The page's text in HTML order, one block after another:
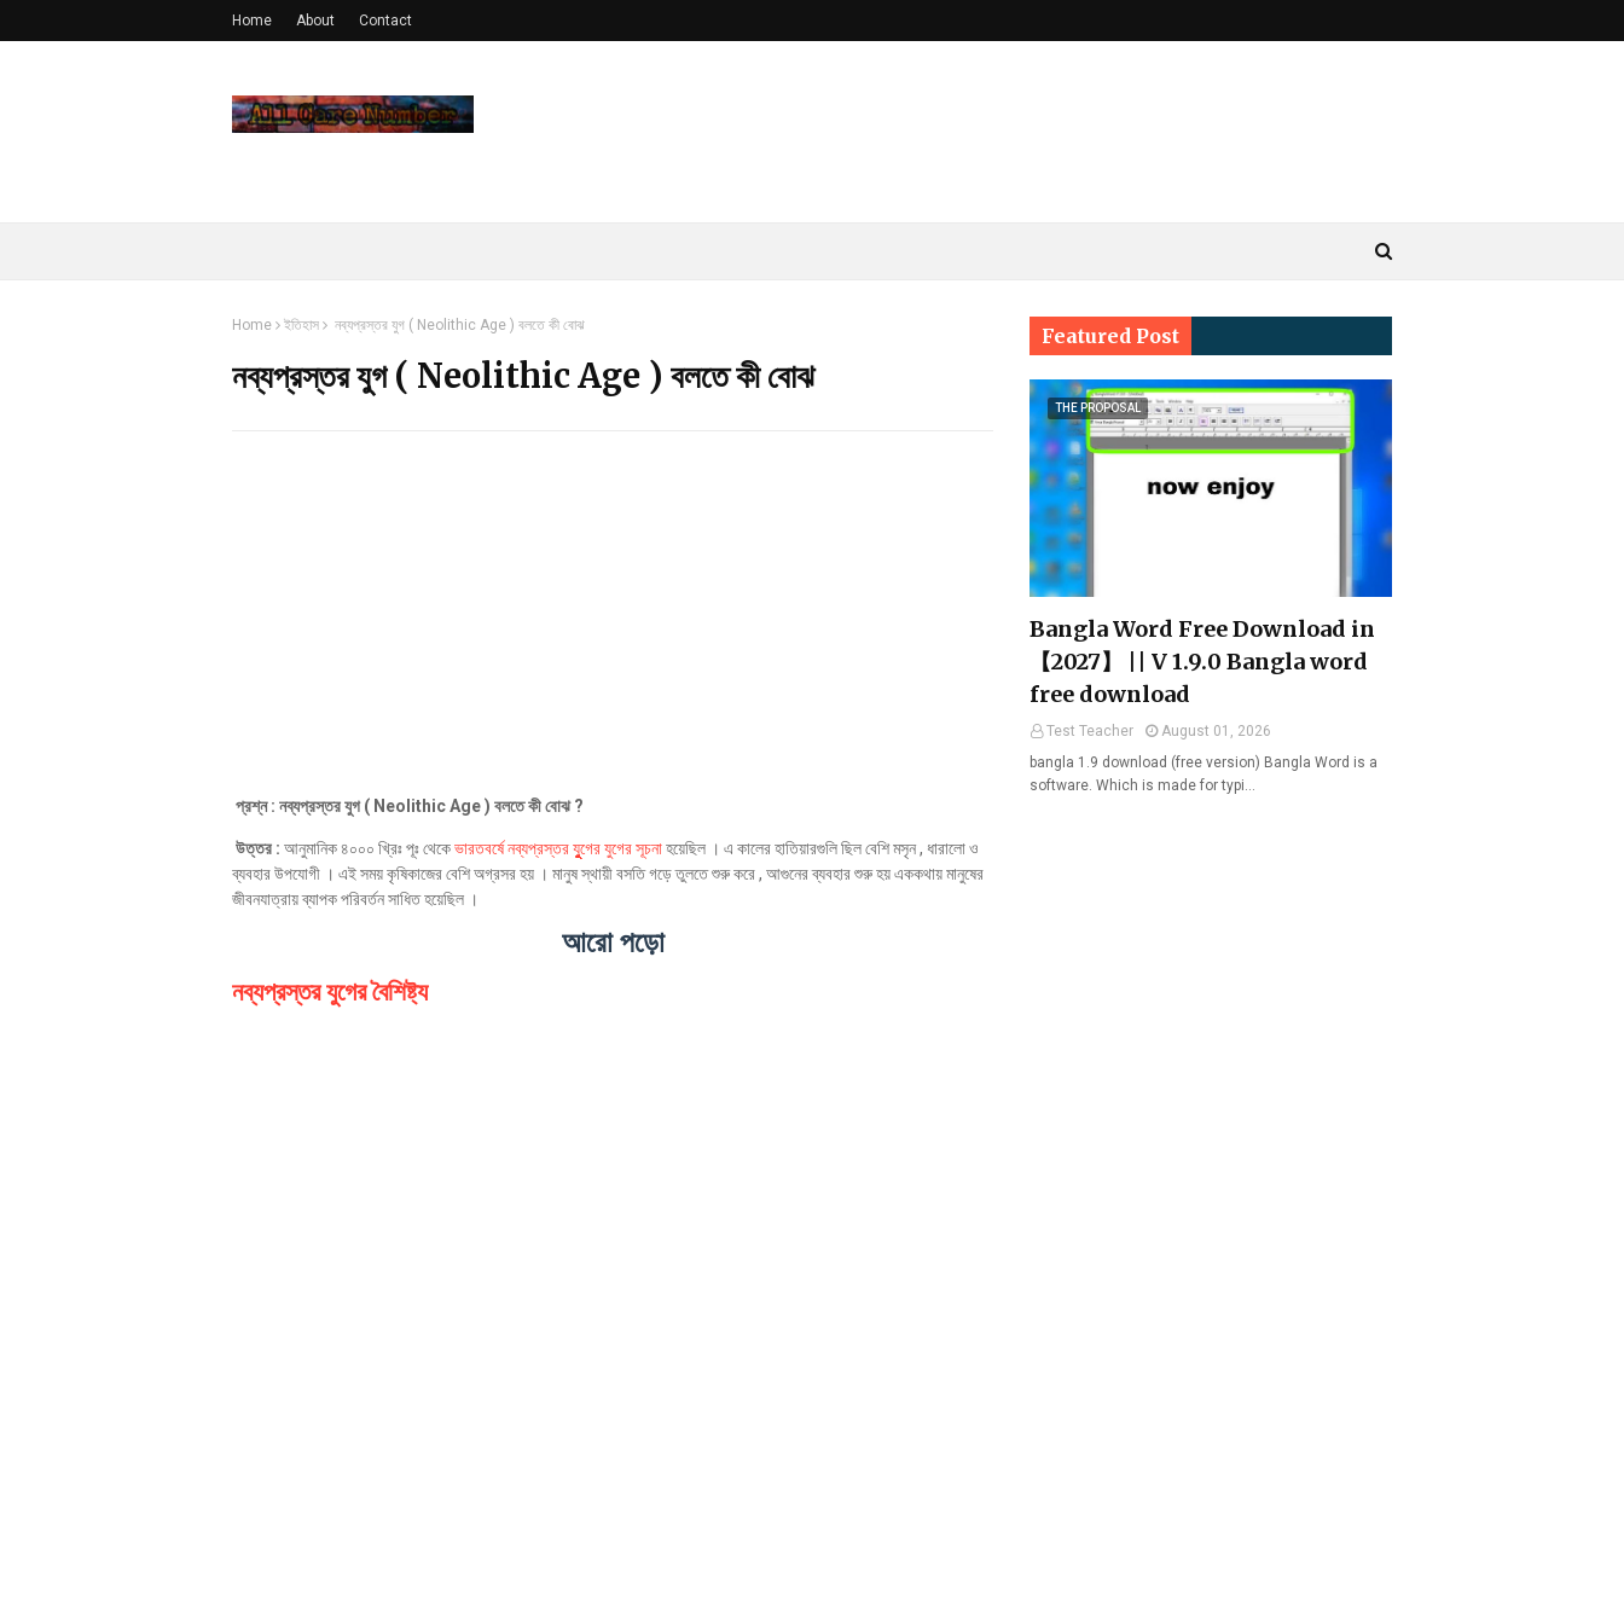
Home About Contact
Home ইতিহাস নব্যপ্রস্তর যুগ ( Neolithic Age ) বলতে কী বোঝ
নব্যপ্রস্তর যুগ ( Neolithic Age ) বলতে কী বোঝ
প্রশ্ন : নব্যপ্রস্তর যুগ ( Neolithic Age ) বলতে কী বোঝ ?
উত্তর : আনুমানিক ৪০০০ খ্রিঃ পূঃ থেকেভারতবর্ষে নব্যপ্রস্তর যুুুুুগের যুগের সূচনাহয়েছিল । এ কালের হাতিয়ারগুলি ছিল বেশি মসৃন , ধারালো ও
ব্যবহার উপযোগী । এই সময় কৃষিকাজের বেশি অগ্রসর হয় । মানুষ স্থায়ী বসতি গড়ে তুলতে শুরু করে , আগুনের ব্যবহার শুরু হয় এককথায় মানুষের
জীবনযাত্রায় ব্যাপক পরিবর্তন সাধিত হয়েছিল ।
আরো পড়ো
নব্যপ্রস্তর যুগের বৈশিষ্ট্য
Featured Post
THE PROPOSAL
Bangla Word Free Download in
【2027】 || V 1.9.0 Bangla word
free download
Test Teacher
August 01, 2026
bangla 1.9 download (free version) Bangla Word is a
software. Which is made for typi…